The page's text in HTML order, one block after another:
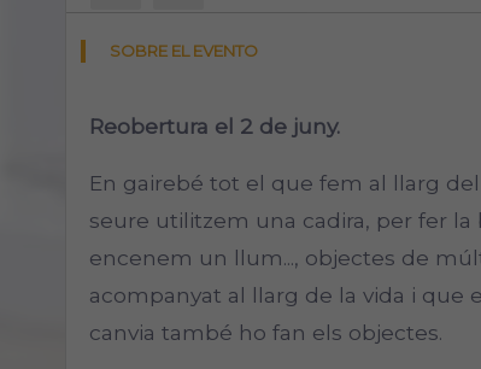
SOBRE EL EVENTO
Reobertura el 2 de juny.
En gairebé tot el que fem al llarg
seure utilitzem una cadira, per fer
encenem un llum..., objectes de
acompanyat al llarg de la vida i
canvia també ho fan els objectes.